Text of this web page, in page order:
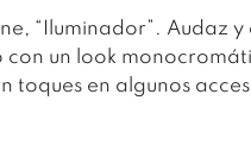
“Iluminador”. Audaz y
con un look
toques en algunos